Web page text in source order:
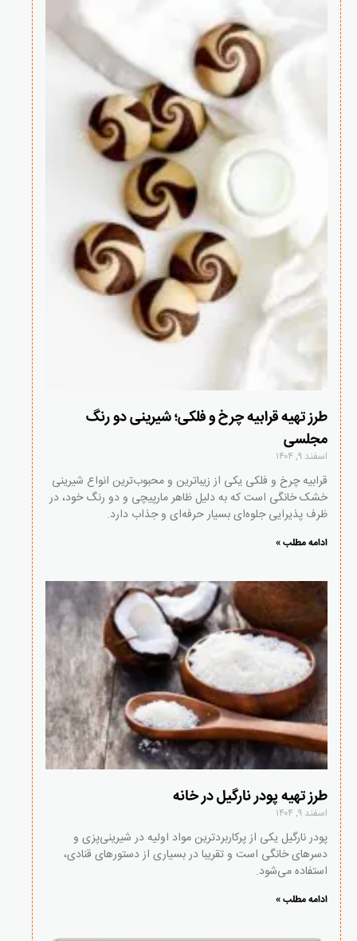
طرز تهیه قرابیه چرخ و فلکی؛ شیرینی دو رنگ
مجلسی
اسفند ۹, ۱۴۰۴
قرابیه چرخ و فلکی یکی از زیباترین و محبوب‌ترین انواع شیرینی
خشک خانگی است که به دلیل ظاهر مارپیچی و دو رنگ خود، در
ظرف پذیرایی جلوه‌ای بسیار حرفه‌ای و جذاب دارد.
ادامه مطلب »
طرز تهیه پودر نارگیل در خانه
اسفند ۹, ۱۴۰۴
پودر نارگیل یکی از پرکاربردترین مواد اولیه در شیرینی‌پزی و
دسرهای خانگی است و تقریبا در بسیاری از دستورهای قنادی،
استفاده می‌شود.
ادامه مطلب »